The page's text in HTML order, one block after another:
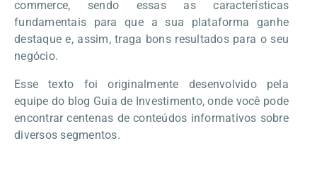
commerce, sendo essas as características
fundamentais para que a sua plataforma ganhe
destaque e, assim, traga bons resultados para o seu
negócio.
Esse texto foi originalmente desenvolvido pela
equipe do blog Guia de Investimento, onde você pode
encontrar centenas de conteúdos informativos sobre
diversos segmentos.